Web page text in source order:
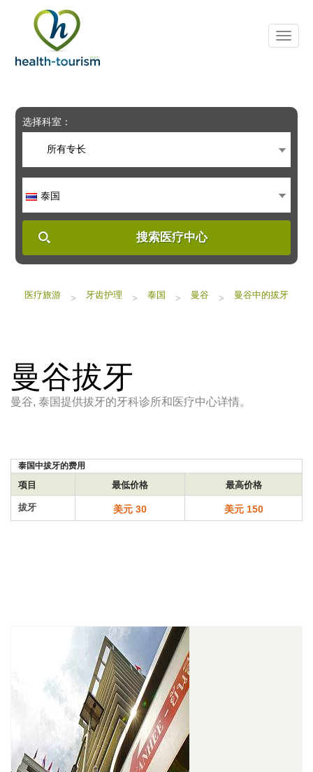
includes
system.
选择科室：
所有专长
泰国
搜索医疗中心
医疗旅游 > 牙齿护理 > 泰国 > 曼谷 > 曼谷中的拔牙
曼谷拔牙
曼谷, 泰国提供拔牙的牙科诊所和医疗中心详情。
泰国中拔牙的费用
项目 最低价格 最高价格
拔牙 美元 30 美元 150